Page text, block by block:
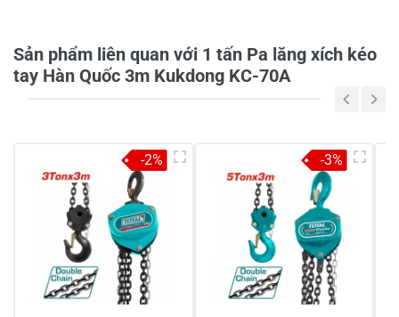
Tiêu đề của nhận xét *
Gửi nhận xét
Sản phẩm liên quan với 1 tấn Pa lăng xích kéo
tay Hàn Quốc 3m Kukdong KC-70A
-2% -3%